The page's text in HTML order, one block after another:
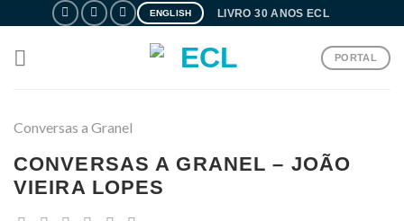
content
ENGLISH LIVRO 30 ANOS ECL
PORTAL
Conversas a Granel
CONVERSAS A GRANEL – JOÃO
VIEIRA LOPES